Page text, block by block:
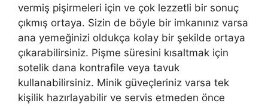
vermiş pişirmeleri için ve çok lezzetli bir sonuç
çıkmış ortaya. Sizin de böyle bir imkanınız varsa
ana yemeğinizi oldukça kolay bir şekilde ortaya
çıkarabilirsiniz. Pişme süresini kısaltmak için
sotelik dana kontrafile veya tavuk
kullanabilirsiniz. Minik güveçleriniz varsa tek
kişilik hazırlayabilir ve servis etmeden önce